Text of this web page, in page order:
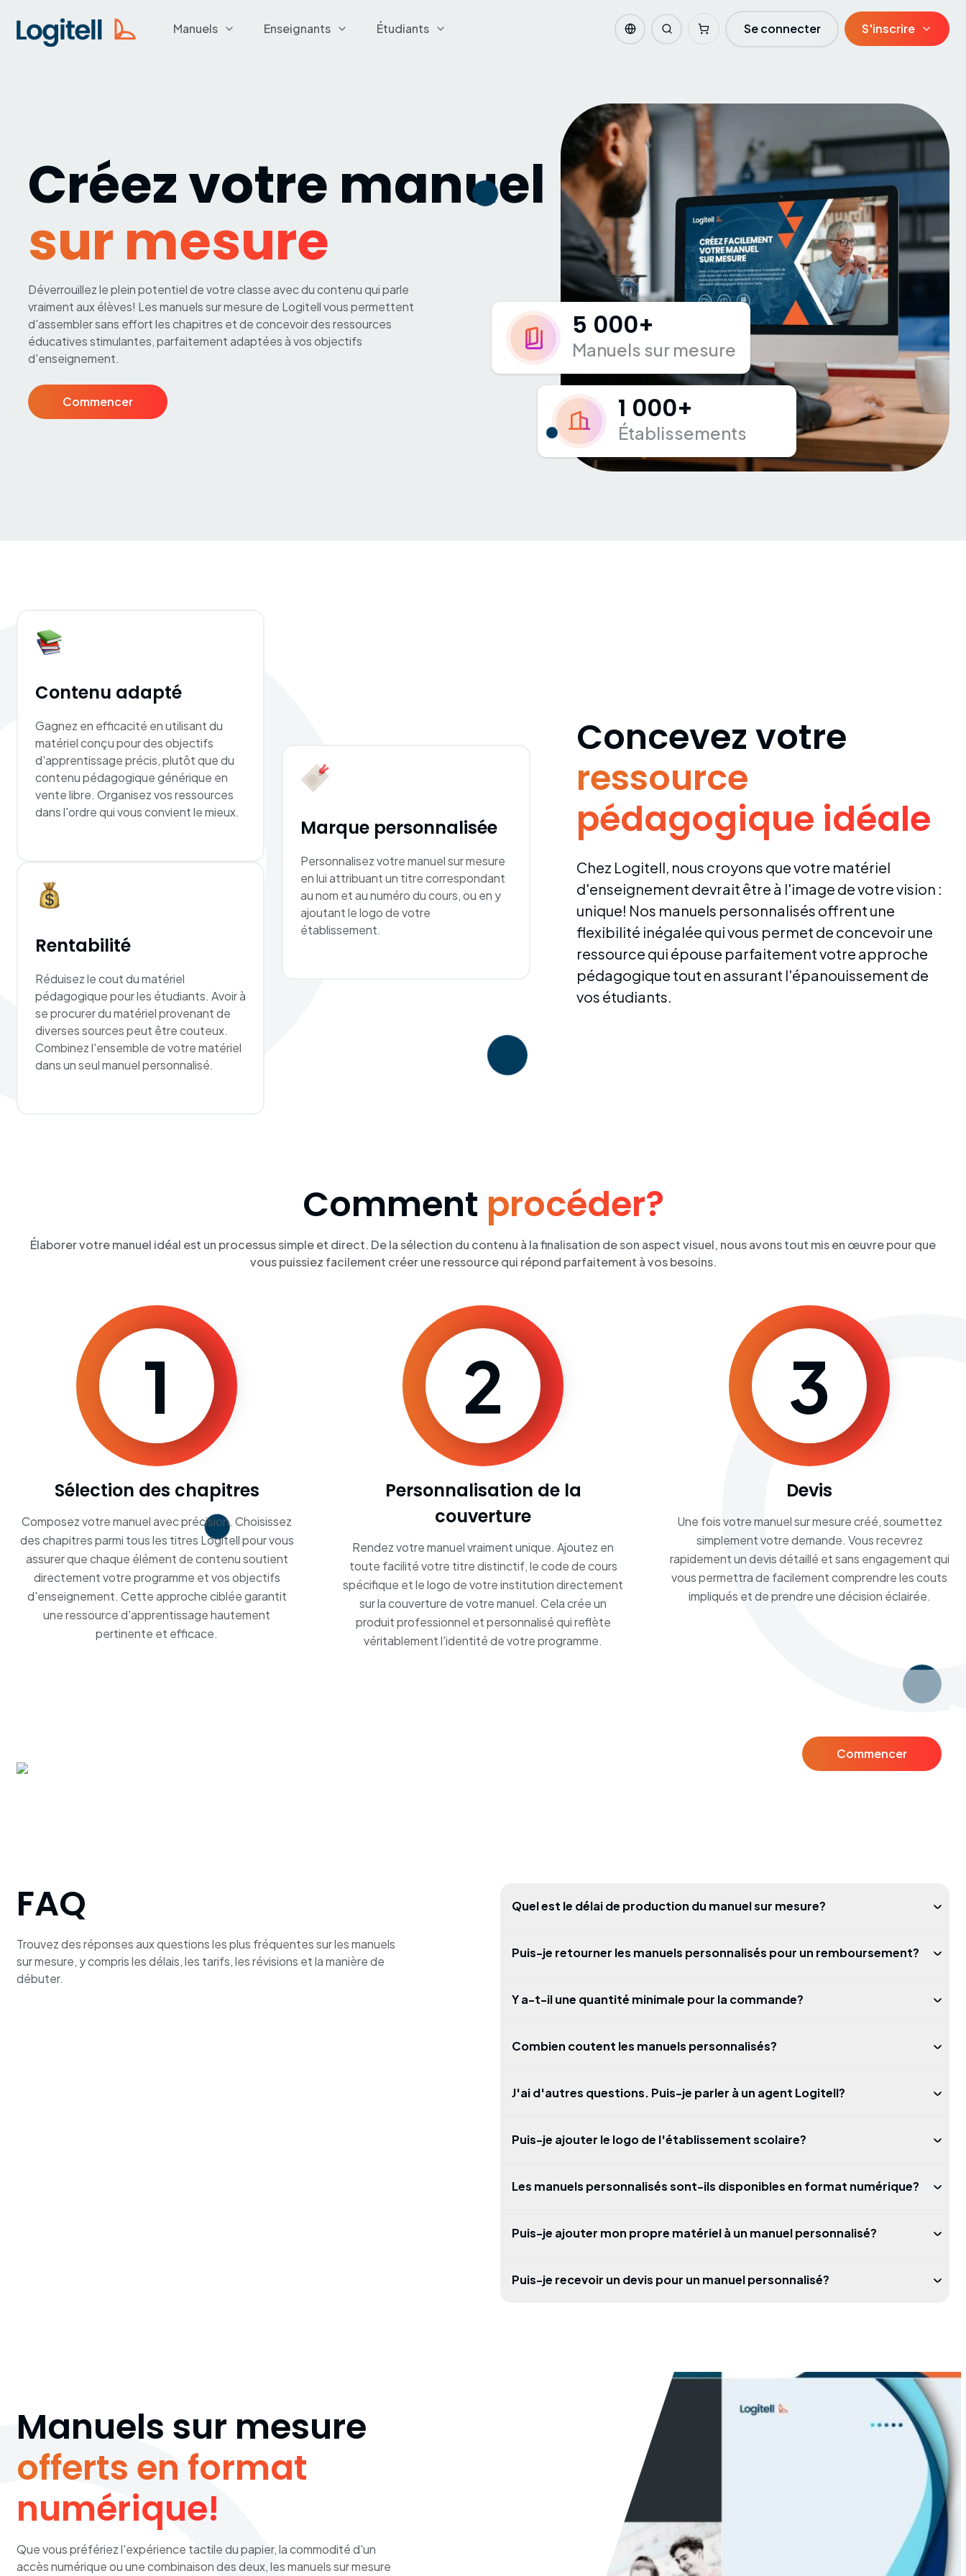
Manuels Enseignants Étudiants Se connecter S'inscrire
Créez votre manuel
sur mesure
Déverrouillez le plein potentiel de votre classe avec du contenu qui parle
vraiment aux élèves! Les manuels sur mesure de Logitell vous permettent
d'assembler sans effort les chapitres et de concevoir des ressources
éducatives stimulantes, parfaitement adaptées à vos objectifs
d'enseignement.
Commencer
5 000+
Manuels sur mesure
1 000+
Établissements
Contenu adapté
Gagnez en efficacité en utilisant du
matériel conçu pour des objectifs
d'apprentissage précis, plutôt que du
contenu pédagogique générique en
vente libre. Organisez vos ressources
dans l'ordre qui vous convient le mieux.
Rentabilité
Réduisez le cout du matériel
pédagogique pour les étudiants. Avoir à
se procurer du matériel provenant de
diverses sources peut être couteux.
Combinez l'ensemble de votre matériel
dans un seul manuel personnalisé.
Marque personnalisée
Personnalisez votre manuel sur mesure
en lui attribuant un titre correspondant
au nom et au numéro du cours, ou en y
ajoutant le logo de votre
établissement.
Concevez votre
ressource
pédagogique idéale
Chez Logitell, nous croyons que votre matériel
d'enseignement devrait être à l'image de votre vision :
unique! Nos manuels personnalisés offrent une
flexibilité inégalée qui vous permet de concevoir une
ressource qui épouse parfaitement votre approche
pédagogique tout en assurant l'épanouissement de
vos étudiants.
Comment procéder?
Élaborer votre manuel idéal est un processus simple et direct. De la sélection du contenu à la finalisation de son aspect visuel, nous avons tout mis en œuvre pour que
vous puissiez facilement créer une ressource qui répond parfaitement à vos besoins.
1
Sélection des chapitres
Composez votre manuel avec précision. Choisissez
des chapitres parmi tous les titres Logitell pour vous
assurer que chaque élément de contenu soutient
directement votre programme et vos objectifs
d'enseignement. Cette approche ciblée garantit
une ressource d'apprentissage hautement
pertinente et efficace.
2
Personnalisation de la
couverture
Rendez votre manuel vraiment unique. Ajoutez en
toute facilité votre titre distinctif, le code de cours
spécifique et le logo de votre institution directement
sur la couverture de votre manuel. Cela crée un
produit professionnel et personnalisé qui reflète
véritablement l'identité de votre programme.
3
Devis
Une fois votre manuel sur mesure créé, soumettez
simplement votre demande. Vous recevrez
rapidement un devis détaillé et sans engagement qui
vous permettra de facilement comprendre les couts
impliqués et de prendre une décision éclairée.
Commencer
FAQ
Trouvez des réponses aux questions les plus fréquentes sur les manuels
sur mesure, y compris les délais, les tarifs, les révisions et la manière de
débuter.
Quel est le délai de production du manuel sur mesure?
Puis-je retourner les manuels personnalisés pour un remboursement?
Y a-t-il une quantité minimale pour la commande?
Combien coutent les manuels personnalisés?
J'ai d'autres questions. Puis-je parler à un agent Logitell?
Puis-je ajouter le logo de l'établissement scolaire?
Les manuels personnalisés sont-ils disponibles en format numérique?
Puis-je ajouter mon propre matériel à un manuel personnalisé?
Puis-je recevoir un devis pour un manuel personnalisé?
Manuels sur mesure
offerts en format
numérique!
Que vous préfériez l'expérience tactile du papier, la commodité d'un
accès numérique ou une combinaison des deux, les manuels sur mesure